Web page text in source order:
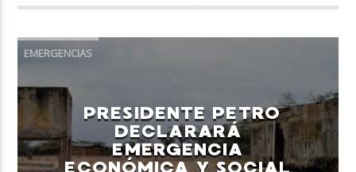
EMERGENCIAS
PRESIDENTE PETRO
DECLARARÁ
EMERGENCIA
ECONÓMICA Y SOCIAL